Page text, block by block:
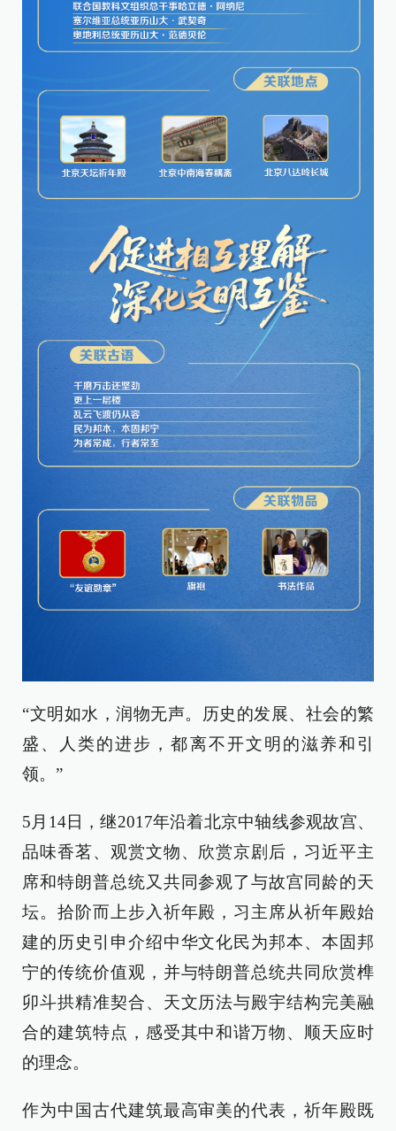
“文明如水，润物无声。历史的发展、社会的繁
盛、人类的进步，都离不开文明的滋养和引
领。”
5月14日，继2017年沿着北京中轴线参观故宫、
品味香茗、观赏文物、欣赏京剧后，习近平主
席和特朗普总统又共同参观了与故宫同龄的天
坛。拾阶而上步入祈年殿，习主席从祈年殿始
建的历史引申介绍中华文化民为邦本、本固邦
宁的传统价值观，并与特朗普总统共同欣赏榫
卯斗拱精准契合、天文历法与殿宇结构完美融
合的建筑特点，感受其中和谐万物、顺天应时
的理念。
作为中国古代建筑最高审美的代表，祈年殿既